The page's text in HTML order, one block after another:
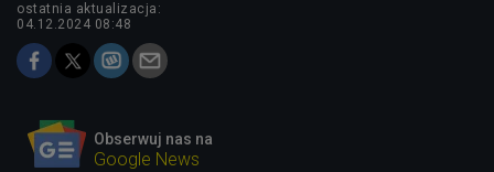
ostatnia aktualizacja:
04.12.2024 08:48
Obserwuj nas na
Google News